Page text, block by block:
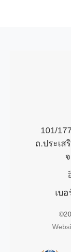
101/
ถ.ประเ
เบ